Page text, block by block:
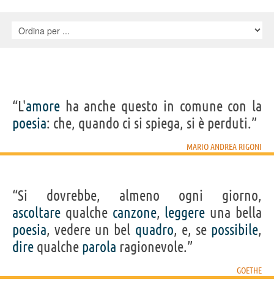
“L'amore ha anche questo in comune con la
poesia: che, quando ci si spiega, si è perduti.”
MARIO ANDREA RIGONI
“Si dovrebbe, almeno ogni giorno,
ascoltare qualche canzone, leggere una bella
poesia, vedere un bel quadro, e, se possibile,
dire qualche parola ragionevole.”
GOETHE